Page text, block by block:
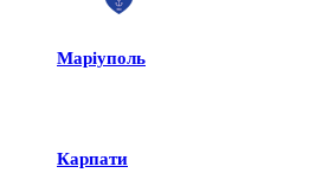
Маріуполь
Карпати